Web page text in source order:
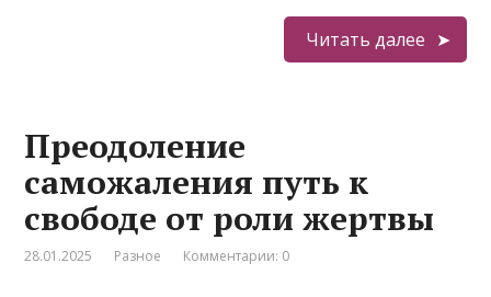
Читать далее
Преодоление
саможаления путь к
свободе от роли жертвы
28.01.2025 Разное Комментарии: 0